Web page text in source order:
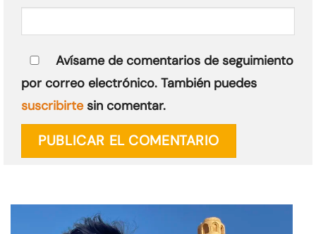
Avísame de comentarios de seguimiento
por correo electrónico. También puedes
suscribirtesin comentar.